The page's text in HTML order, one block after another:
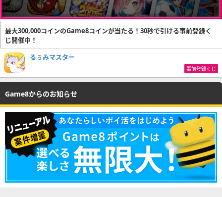
最大300,000コインのGame8コインが当たる！30秒で引ける事前登録く
じ開催中！
るぅみマスター
事前登録くじ
Game8からのお知らせ